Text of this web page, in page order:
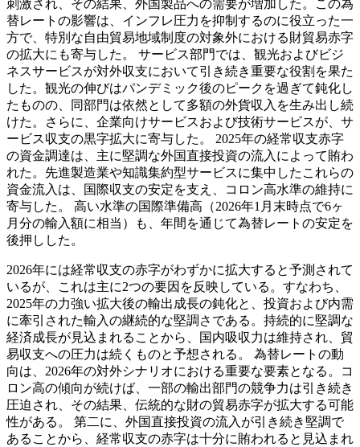
刺激され、その結果、外国製品への需要が増加した。この為
替レートの影響は、インフレ圧力を抑制するのに役立った一
方で、特別な自由貿易地域制度の対象外における財貿易赤字
の拡大にも寄与した。 サービス部門では、観光およびビジ
ネスサービスが対外収支において引き続き重要な役割を果た
した。観光の伸びはパンデミック後のピークを過ぎて鈍化し
たものの、同部門は依然として多額の外貨収入を生み出し続
けた。さらに、企業向けサービスおよび技術サービスが、サ
ービス収支の黒字拡大に寄与した。 2025年の経常収支赤字
の資金調達は、主に堅調な外国直接投資の流入によって賄わ
れた。先進製造業や知識集約型サービスに集中したこれらの
資金流入は、国際収支の安定を支え、コロン高水準の維持に
寄与した。 高い水準の国際準備高（2026年1月末時点で6ヶ
月分の輸入額に相当）も、年間を通じて為替レートの安定を
後押しした。
2026年には経常収支の赤字がわずかに拡大すると予測されて
いるが、これは主に2つの要因を反映している。すなわち、
2025年の力強い拡大後の輸出成長の鈍化と、投資および内需
に牽引された輸入の継続的な堅調さである。持続的に堅調な
経済成長が見込まれることから、国内吸収力は維持され、貿
易収支への圧力は続くものと予想される。 為替レートの動
向は、2026年の対外シナリオにおける重要な要素となる。コ
ロン高の傾向が続けば、一部の輸出部門の競争力は引き続き
圧迫され、その結果、伝統的な財の貿易赤字が拡大する可能
性がある。 第二に、外国直接投資の流入が引き続き堅調で
あることから、経常収支の赤字は十分に賄われると見込まれ